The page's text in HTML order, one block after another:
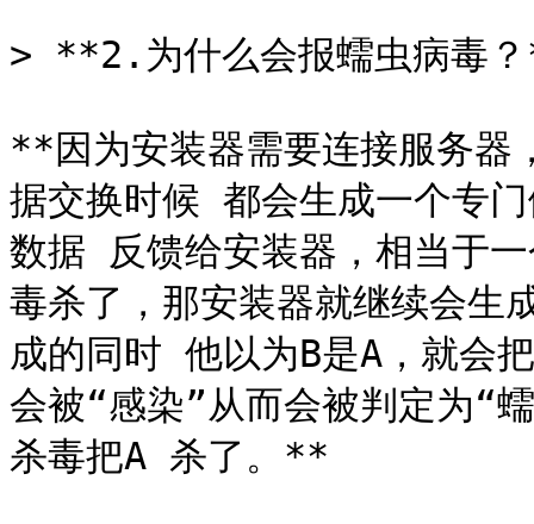
> **2.为什么会报蠕虫病毒
**因为安装器需要连接服务器
据交换时候 都会生成一个专
数据 反馈给安装器，相当于
毒杀了，那安装器就继续会生
成的同时 他以为B是A，就会
会被“感染”从而会被判定为“
杀毒把A 杀了。**